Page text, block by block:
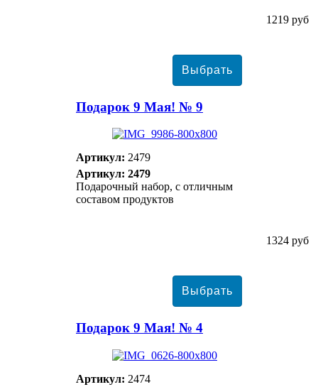
1219 руб
Подарок 9 Мая! № 9
Артикул: 2479
Артикул: 2479
Подарочный набор, с отличным
составом продуктов
1324 руб
Подарок 9 Мая! № 4
Артикул: 2474